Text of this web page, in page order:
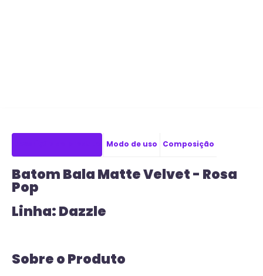
Modo de uso Composição
Batom Bala Matte Velvet - Rosa
Pop
Linha: Dazzle
Sobre o Produto